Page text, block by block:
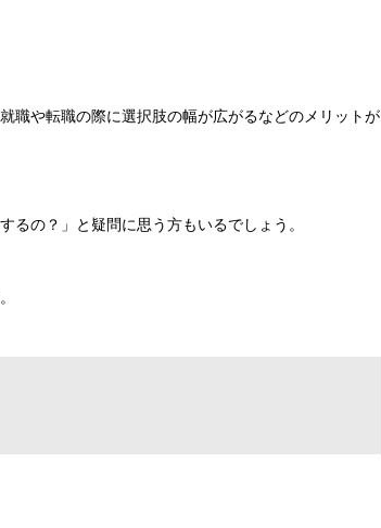
職や転職の際に選択肢の幅が広がるなどのメリットが
るの？」と疑問に思う方もいるでしょう。